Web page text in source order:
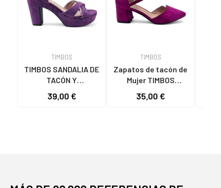
TIMBOS
TIMBOS SANDALIA DE
TACÓN Y
MODELO 131423
39,00 €
TIMBOS
Zapatos de tacón de
Mujer TIMBOS
VESTIR MUJER
35,00 €